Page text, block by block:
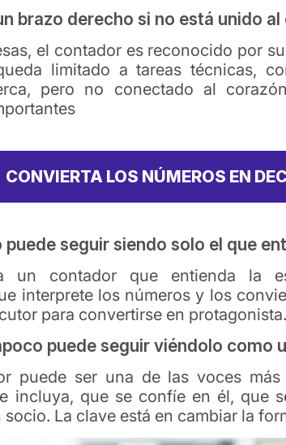
brazo derecho si no está unido
el contador es reconocido por
limitado a tareas técnicas,
pero no conectado al
CONVIERTA LOS NÚMEROS EN
puede seguir siendo solo el que
un contador que entienda la
interprete los números y los
para convertirse en protagonista.
puede seguir viéndolo como
puede ser una de las voces
incluya, que se confíe en él, que
La clave está en cambiar la